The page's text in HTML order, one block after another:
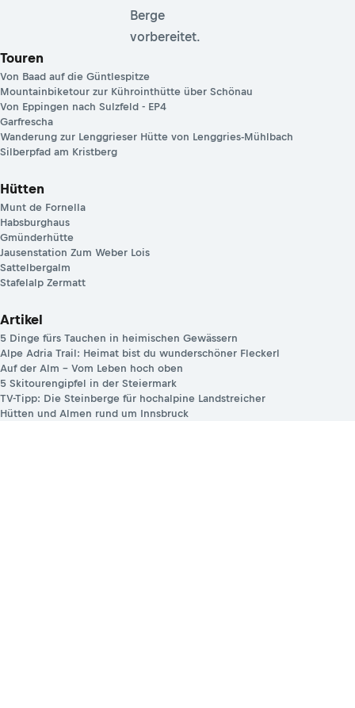
Berge
vorbereitet.
Touren
Von Baad auf die Güntlespitze
Mountainbiketour zur Kührointhütte über Schönau
Von Eppingen nach Sulzfeld - EP4
Garfrescha
Wanderung zur Lenggrieser Hütte von Lenggries-Mühlbach
Silberpfad am Kristberg
Hütten
Munt de Fornella
Habsburghaus
Gmünderhütte
Jausenstation Zum Weber Lois
Sattelbergalm
Stafelalp Zermatt
Artikel
5 Dinge fürs Tauchen in heimischen Gewässern
Alpe Adria Trail: Heimat bist du wunderschöner Fleckerl
Auf der Alm – Vom Leben hoch oben
5 Skitourengipfel in der Steiermark
TV-Tipp: Die Steinberge für hochalpine Landstreicher
Hütten und Almen rund um Innsbruck